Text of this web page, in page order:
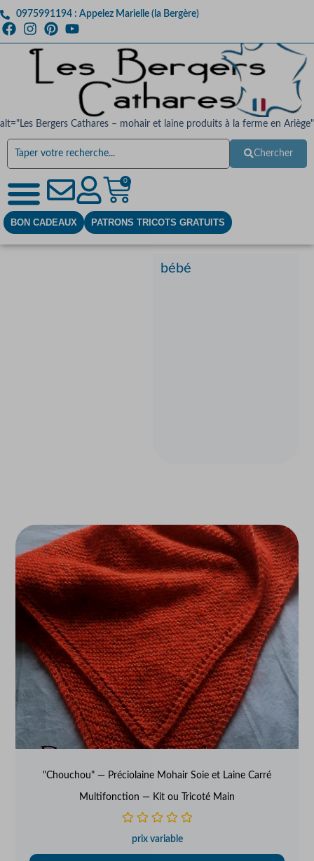
0975991194 : Appelez Marielle (la Bergère)
alt="Les Bergers Cathares – mohair et laine produits à la ferme en Ariège"
Chercher
0
BON CADEAUX PATRONS TRICOTS GRATUITS
bébé
"Chouchou" — Préciolaine Mohair Soie et Laine Carré
Multifonction — Kit ou Tricoté Main
prix variable